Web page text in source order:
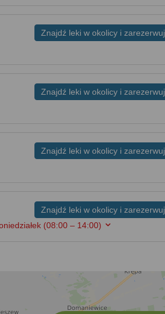
Znajdź leki w okolicy i zarezerwuj
Znajdź leki w okolicy i zarezerwuj
Znajdź leki w okolicy i zarezerwuj
Znajdź leki w okolicy i zarezerwuj
(08:00 – 14:00)